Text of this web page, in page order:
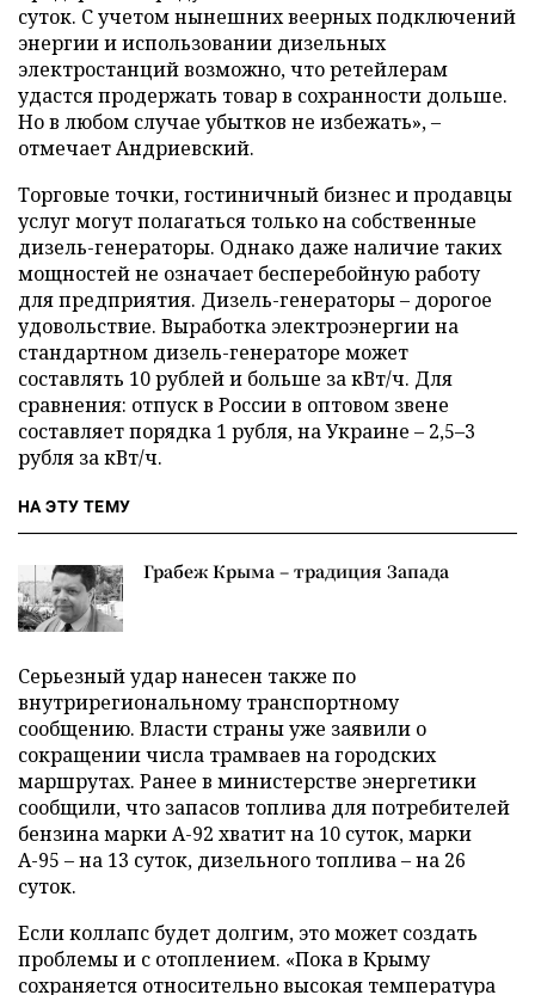
суток. С учетом нынешних веерных подключений
энергии и использовании дизельных
электростанций возможно, что ретейлерам
удастся продержать товар в сохранности дольше.
Но в любом случае убытков не избежать», –
отмечает Андриевский.
Торговые точки, гостиничный бизнес и продавцы
услуг могут полагаться только на собственные
дизель-генераторы. Однако даже наличие таких
мощностей не означает бесперебойную работу
для предприятия. Дизель-генераторы – дорогое
удовольствие. Выработка электроэнергии на
стандартном дизель-генераторе может
составлять 10 рублей и больше за кВт/ч. Для
сравнения: отпуск в России в оптовом звене
составляет порядка 1 рубля, на Украине – 2,5–3
рубля за кВт/ч.
НА ЭТУ ТЕМУ
Грабеж Крыма – традиция Запада
Серьезный удар нанесен также по
внутрирегиональному транспортному
сообщению. Власти страны уже заявили о
сокращении числа трамваев на городских
маршрутах. Ранее в министерстве энергетики
сообщили, что запасов топлива для потребителей
бензина марки А-92 хватит на 10 суток, марки
А-95 – на 13 суток, дизельного топлива – на 26
суток.
Если коллапс будет долгим, это может создать
проблемы и с отоплением. «Пока в Крыму
сохраняется относительно высокая температура